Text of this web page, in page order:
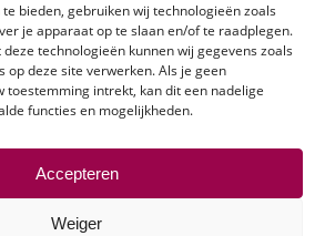
bieden, gebruiken wij technologieën zoals
je apparaat op te slaan en/of te raadplegen.
technologieën kunnen wij gegevens zoals
op deze site verwerken. Als je geen
toestemming intrekt, kan dit een nadelige
functies en mogelijkheden.
Accepteren
Weiger